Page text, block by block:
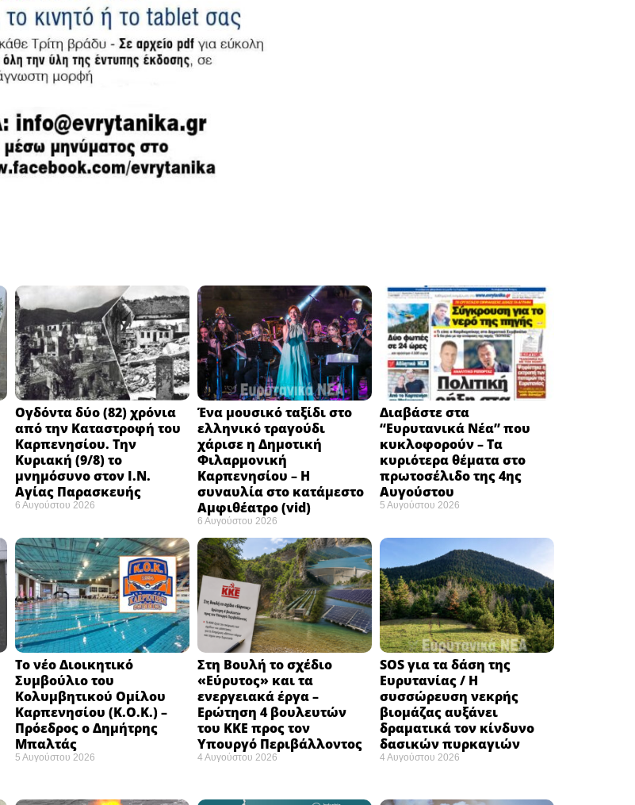
Ογδόντα δύο (82) χρόνια
από την Καταστροφή του
Καρπενησίου. Την
Κυριακή (9/8) το
μνημόσυνο στον Ι.Ν.
Αγίας Παρασκευής
6 Αυγούστου 2026
Ένα μουσικό ταξίδι στο
ελληνικό τραγούδι
χάρισε η Δημοτική
Φιλαρμονική
Καρπενησίου – Η
συναυλία στο κατάμεστο
Αμφιθέατρο (vid)
6 Αυγούστου 2026
Διαβάστε στα
“Ευρυτανικά Νέα” που
κυκλοφορούν – Τα
κυριότερα θέματα στο
πρωτοσέλιδο της 4ης
Αυγούστου
5 Αυγούστου 2026
Το νέο Διοικητικό
Συμβούλιο του
Κολυμβητικού Ομίλου
Καρπενησίου (Κ.Ο.Κ.) –
Πρόεδρος ο Δημήτρης
Μπαλτάς
5 Αυγούστου 2026
Στη Βουλή το σχέδιο
«Εύρυτος» και τα
ενεργειακά έργα –
Ερώτηση 4 βουλευτών
του ΚΚΕ προς τον
Υπουργό Περιβάλλοντος
4 Αυγούστου 2026
SOS για τα δάση της
Ευρυτανίας / Η
συσσώρευση νεκρής
βιομάζας αυξάνει
δραματικά τον κίνδυνο
δασικών πυρκαγιών
4 Αυγούστου 2026